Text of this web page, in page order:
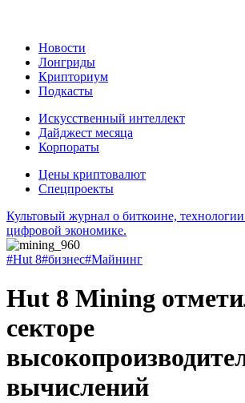
Новости
Лонгриды
Крипториум
Подкасты
Искусственный интеллект
Дайджест месяца
Корпораты
Цены криптовалют
Спецпроекты
Культовый журнал о биткоине,
цифровой экономике.
#Hut 8#бизнес#Майнинг
Hut 8 Mining
секторе
вычислений